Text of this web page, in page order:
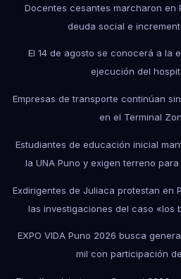
Docentes cesantes marcharon en
deuda social e
El 14 de agosto se conocerá a la
ejecución del
Empresas de transporte continúan
en el Terminal
Estudiantes de educación inicial
la UNA Puno y exigen terreno
Exdirigentes de Juliaca protestan en
las investigaciones del caso «los
EXPO VIDA Puno 2026 busca
mil con participación